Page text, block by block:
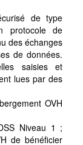
de type
protocole de
des échanges
de données.
saisies et
lues par des
OVH
Niveau 1 ;
de bénéficier